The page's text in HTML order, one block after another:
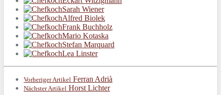
Sarah Wiener
Alfred Biolek
Frank Buchholz
Mario Kotaska
Stefan Marquard
Lea Linster
Vorheriger Artikel Ferran Adrià
Nächster Artikel Horst Lichter